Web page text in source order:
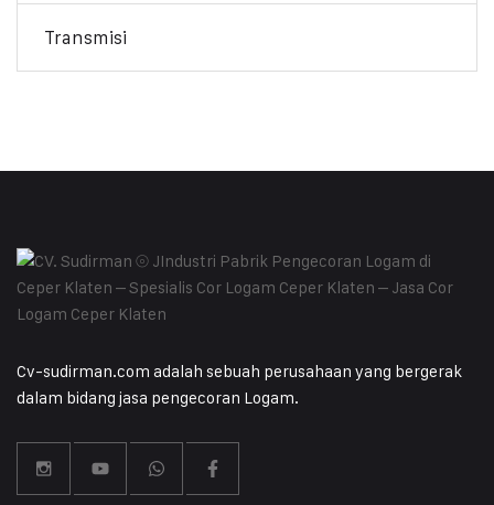
Transmisi
Cv-sudirman.com adalah sebuah perusahaan yang bergerak
dalam bidang jasa pengecoran Logam.